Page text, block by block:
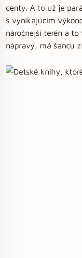
centy. A to už je
s vynikajúcim
náročnejší terén a
nápravy, má šancu